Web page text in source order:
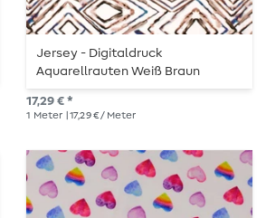
Jersey - Digitaldruck
Aquarellrauten Weiß Braun
17,29 € *
1 Meter | 17,29 € / Meter